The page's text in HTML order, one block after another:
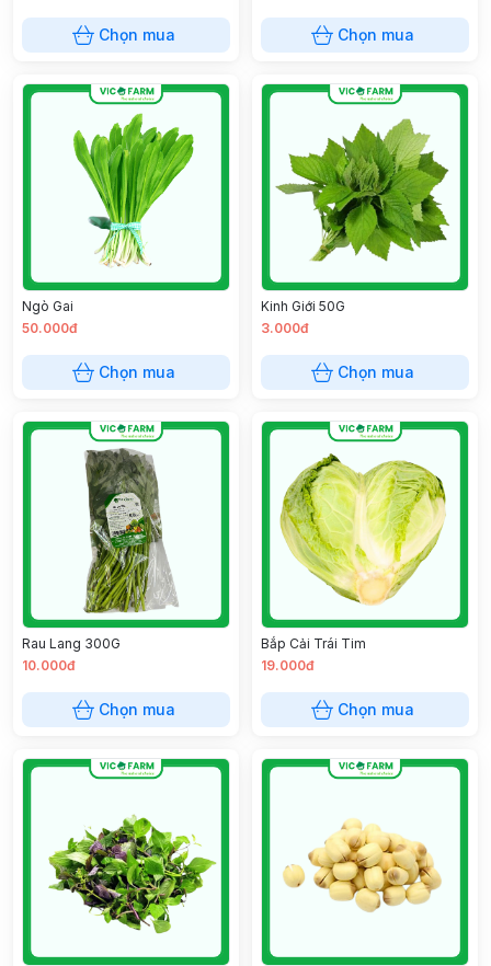
Chọn mua Chọn mua
Ngò Gai
50.000đ
Chọn mua
Kinh Giới 50G
3.000đ
Chọn mua
Rau Lang 300G
10.000đ
Chọn mua
Bắp Cải Trái Tim
19.000đ
Chọn mua